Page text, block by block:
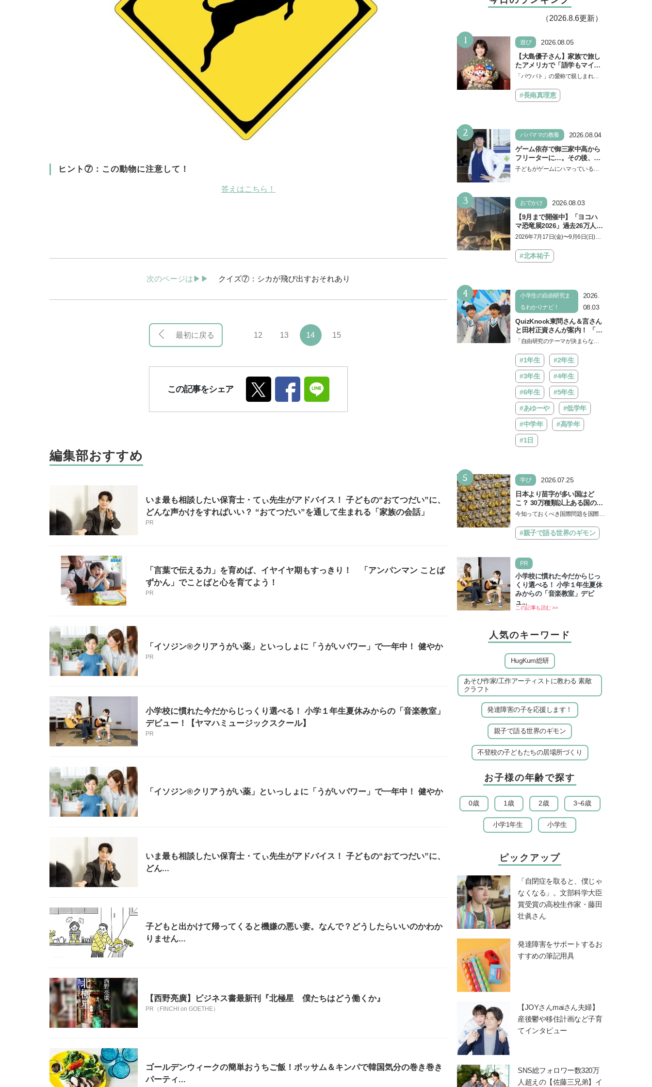
ヒント⑦：この動物に注意して！
答えはこちら！
次のページは▶▶ クイズ⑦：シカが飛び出すおそれあり
最初に戻る 12 13 14 15
この記事をシェア
編集部おすすめ
いま最も相談したい保育士・てぃ先生がアドバイス！ 子どもの“おてつだい”に、
どんな声かけをすればいい？ “おてつだい”を通して生まれる「家族の会話」
PR
「言葉で伝える力」を育めば、イヤイヤ期もすっきり！ 「アンパンマン ことば
ずかん」でことばと心を育てよう！
PR
「イソジン®クリアうがい薬」といっしょに「うがいパワー」で一年中！ 健やか
PR
小学校に慣れた今だからじっくり選べる！ 小学１年生夏休みからの「音楽教室」
デビュー！【ヤマハミュージックスクール】
PR
「イソジン®クリアうがい薬」といっしょに「うがいパワー」で一年中！ 健やか
いま最も相談したい保育士・てぃ先生がアドバイス！ 子どもの“おてつだい”に、
どん...
子どもと出かけて帰ってくると機嫌の悪い妻。なんで？どうしたらいいのかわか
りません...
【西野亮廣】ビジネス書最新刊『北極星 僕たちはどう働くか』
PR（FINCHI on GOETHE）
ゴールデンウィークの簡単おうちご飯！ポッサム＆キンパで韓国気分の巻き巻き
パーティ...
（2026.8.6更新）
1 遊び
2026.08.05
【大島優子さん】家族で旅し
たアメリカで「語学もマイン
ドも！ 子どもの成長はすごか
『パウ・パトロール ザ・ダイ
ノ・ムービー』ではあきらめ
「パウパト」の愛称で親しまれる
の劇場版シリーズ第3弾、映画『パ
ウ・パトロール ザ…
#長南真理恵
2 パパママの教養
2026.08.04
ゲーム依存で御三家中高から
フリーターに…。その後、医
学部へ逆転合格した現役医師
子どもがゲームにハマっている
3 おでかけ
2026.08.03
【9月まで開催中】「ヨコハ
マ恐竜展2026」過去26万人を
動員した恐竜展が9年ぶりに
しむポイントを完全ガイド
2026年7月17日(金)〜9月6日(日)、
「ヨコハマ恐竜展2026〜恐竜の食
卓大図鑑〜」が開催…
#北本祐子
4
小学生の自由研究ま
るわかりナビ！
2026.
08.03
QuizKnock東問さん＆言さん
と田村正資さんが案内！ 「よ
みうりランド」で遊びながら
ントが開催
「自由研究のテーマが決まらな
ントをくれるイベントが、よみう
りランド「グッジョバ!!…
#1年生 #2年生
#3年生 #4年生
#6年生 #5年生
#あゆーや #低学年
#中学年 #高学年
#1日
5 学び
2026.07.25
日本より苗字が多い国はど
こ？ 30万種類以上ある国の理
由とは【親子で語る国際問
今知っておくべき国際問題を国際政
る「親子で語る国際問題」。今回
は、苗字の種類…
#親子で語る世界のギモン
PR
小学校に慣れた今だからじっ
くり選べる！ 小学１年生夏休
みからの「音楽教室」デビ
ュ...
この記事も読む >>
人気のキーワード
HugKum総研
あそび作家/工作アーティストに教わる 素敵
クラフト
発達障害の子を応援します！
親子で語る世界のギモン
不登校の子どもたちの居場所づくり
お子様の年齢で探す
0歳 1歳 2歳 3~6歳
小学1年生 小学生
ピックアップ
「自閉症を取ると、僕じゃ
なくなる」。文部科学大臣
賞受賞の高校生作家・藤田
壮眞さん
発達障害をサポートするお
すすめの筆記用具
【JOYさんmaiさん夫婦】
産後鬱や移住計画など子育
てインタビュー
SNS総フォロワー数320万
人超えの【佐藤三兄弟】イ